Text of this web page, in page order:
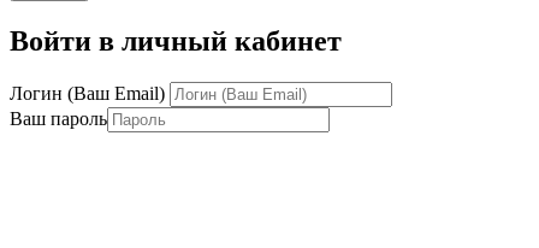
Войти в личный кабинет
Логин (Ваш Email)
Ваш пароль